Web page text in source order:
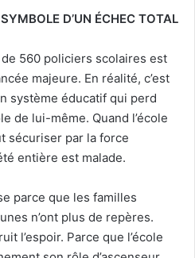
D’UN ÉCHEC TOTAL
de 560 policiers scolaires est
majeure. En réalité, c’est
système éducatif qui perd
de lui-même. Quand l’école
sécuriser par la force
entière est malade.
parce que les familles
n’ont plus de repères.
l’espoir. Parce que l’école